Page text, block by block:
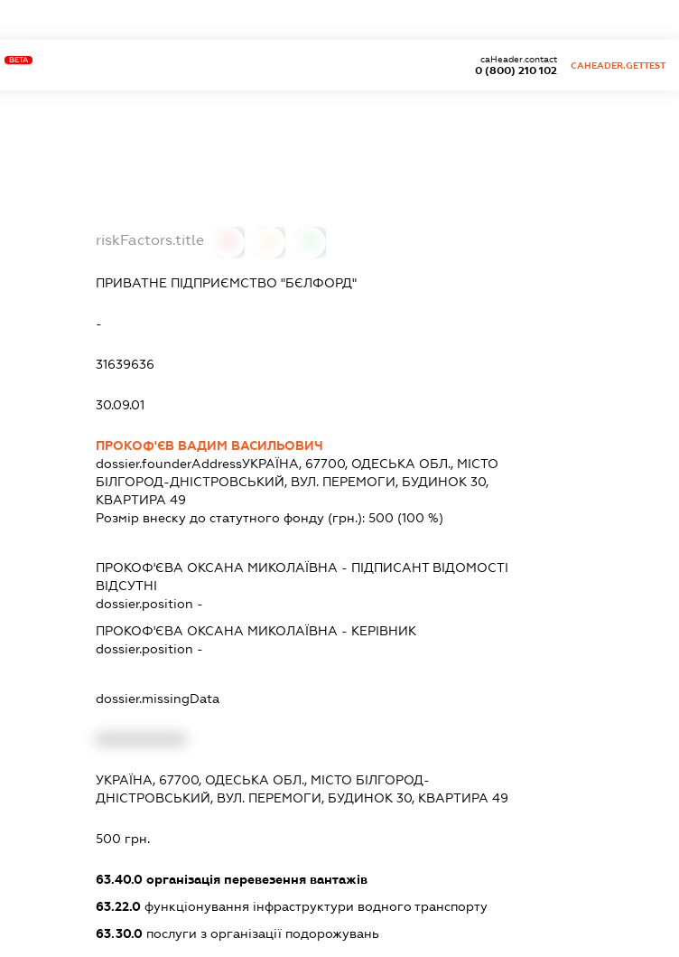
BETA
0 (800) 210 102
caHeader.contact
CAHEADER.GETTEST
riskFactors.title
ПРИВАТНЕ ПІДПРИЄМСТВО "БЄЛФОРД"
-
31639636
30.09.01
ПРОКОФ'ЄВ ВАДИМ ВАСИЛЬОВИЧ
dossier.founderAddressУКРАЇНА, 67700, ОДЕСЬКА ОБЛ., МІСТО
БІЛГОРОД-ДНІСТРОВСЬКИЙ, ВУЛ. ПЕРЕМОГИ, БУДИНОК 30,
КВАРТИРА 49
Розмір внеску до статутного фонду (грн.): 500 (100 %)
ПРОКОФ'ЄВА ОКСАНА МИКОЛАЇВНА - ПІДПИСАНТВІДОМОСТІ
ВІДСУТНІ
dossier.position -
ПРОКОФ'ЄВА ОКСАНА МИКОЛАЇВНА - КЕРІВНИК
dossier.position -
dossier.missingData
УКРАЇНА, 67700, ОДЕСЬКА ОБЛ., МІСТО БІЛГОРОД-
ДНІСТРОВСЬКИЙ, ВУЛ. ПЕРЕМОГИ, БУДИНОК 30, КВАРТИРА 49
500 грн.
63.40.0організація перевезення вантажів
63.22.0функціонування інфраструктури водного транспорту
63.30.0послуги з організації подорожувань